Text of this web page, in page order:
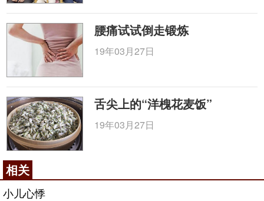
腰痛试试倒走锻炼
19年03月27日
舌尖上的“洋槐花麦饭”
19年03月27日
相关
小儿心悸